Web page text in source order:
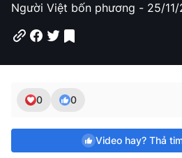
m
Người Việt bốn phương - 25/
0 0
Video hay? Thả